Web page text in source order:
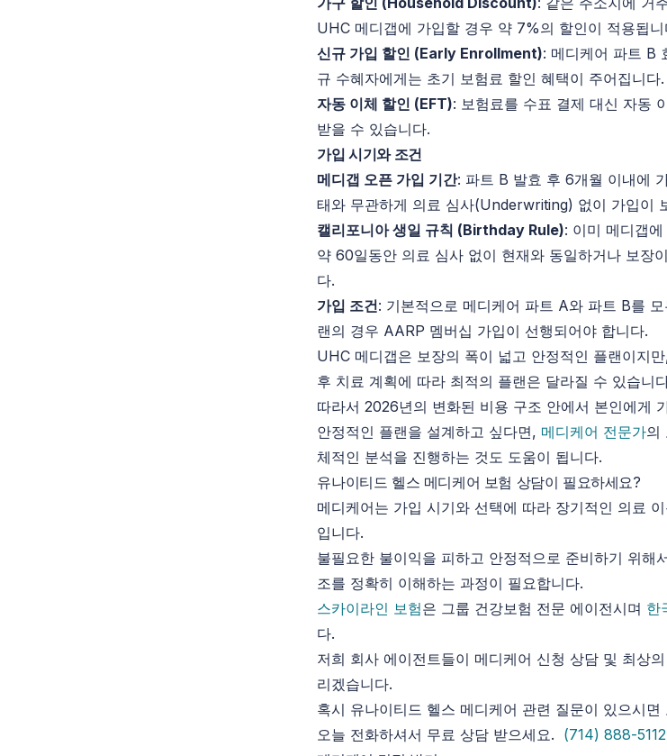
UHC 메디갭에 가입할 경우 약 7%의 할인이 적용됩니
신규 가입 할인 (Early Enrollment): 메디케어 파트 B
규 수혜자에게는 초기 보험료 할인 혜택이 주어집니다.
자동 이체 할인 (EFT): 보험료를 수표 결제 대신 자동
받을 수 있습니다.
가입 시기와 조건
메디갭 오픈 가입 기간: 파트 B 발효 후 6개월 이내에
태와 무관하게 의료 심사(Underwriting) 없이 가입이
캘리포니아 생일 규칙 (Birthday Rule): 이미 메디갭
약 60일동안 의료 심사 없이 현재와 동일하거나 보장
다.
가입 조건: 기본적으로 메디케어 파트 A와 파트 B를
랜의 경우 AARP 멤버십 가입이 선행되어야 합니다.
UHC 메디갭은 보장의 폭이 넓고 안정적인 플랜이지
후 치료 계획에 따라 최적의 플랜은 달라질 수 있습니
따라서 2026년의 변화된 비용 구조 안에서 본인에게
안정적인 플랜을 설계하고 싶다면, 메디케어 전문가의
체적인 분석을 진행하는 것도 도움이 됩니다.
유나이티드 헬스 메디케어 보험 상담이 필요하세요?
메디케어는 가입 시기와 선택에 따라 장기적인 의료
입니다.
불필요한 불이익을 피하고 안정적으로 준비하기 위해
조를 정확히 이해하는 과정이 필요합니다.
스카이라인 보험은 그룹 건강보험 전문 에이전시며 한
다.
저희 회사 에이전트들이 메디케어 신청 상담 및 최상
리겠습니다.
혹시 유나이티드 헬스 메디케어 관련 질문이 있으시면
오늘 전화하셔서 무료 상담 받으세요. (714) 888-5112